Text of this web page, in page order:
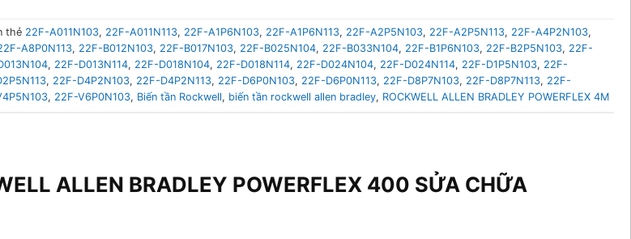
thẻ 22F-A011N103, 22F-A011N113, 22F-A1P6N103, 22F-A1P6N113, 22F-A2P5N103, 22F-A2P5N113, 22F-A4P2N103,
A8P0N113, 22F-B012N103, 22F-B017N103, 22F-B025N104, 22F-B033N104, 22F-B1P6N103, 22F-B2P5N103, 22F-
, 22F-D013N114, 22F-D018N104, 22F-D018N114, 22F-D024N104, 22F-D024N114, 22F-D1P5N103, 22F-
, 22F-D4P2N103, 22F-D4P2N113, 22F-D6P0N103, 22F-D6P0N113, 22F-D8P7N103, 22F-D8P7N113, 22F-
, 22F-V6P0N103, Biến tần Rockwell, biến tần rockwell allen bradley, ROCKWELL ALLEN BRADLEY POWERFLEX 4M
ALLEN BRADLEY POWERFLEX 400 SỬA CHỮA